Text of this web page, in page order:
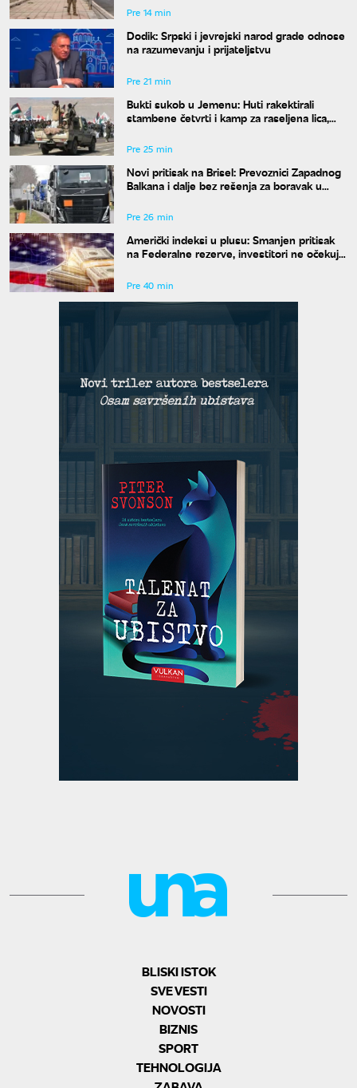
Pre 14 min
Dodik: Srpski i jevrejski narod grade odnose
na razumevanju i prijateljstvu
Pre 21 min
Bukti sukob u Jemenu: Huti rakektirali
stambene četvrti i kamp za raseljena lica,
Pre 25 min
Novi pritisak na Brisel: Prevoznici Zapadnog
Balkana i dalje bez rešenja za boravak u
Pre 26 min
Američki indeksi u plusu: Smanjen pritisak
na Federalne rezerve, investitori ne očekuju
Pre 40 min
BLISKI ISTOK
SVE VESTI
NOVOSTI
BIZNIS
SPORT
TEHNOLOGIJA